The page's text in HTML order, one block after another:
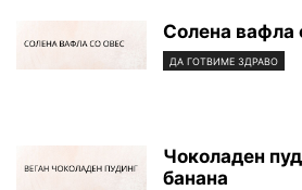
Солена вафла
ДА ГОТВИМЕ ЗДРАВО
Чоколаден
банана